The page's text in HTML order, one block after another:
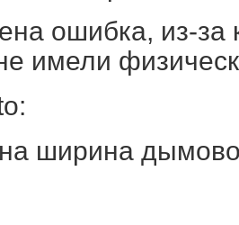
ошибка, из-за
имели
ширина